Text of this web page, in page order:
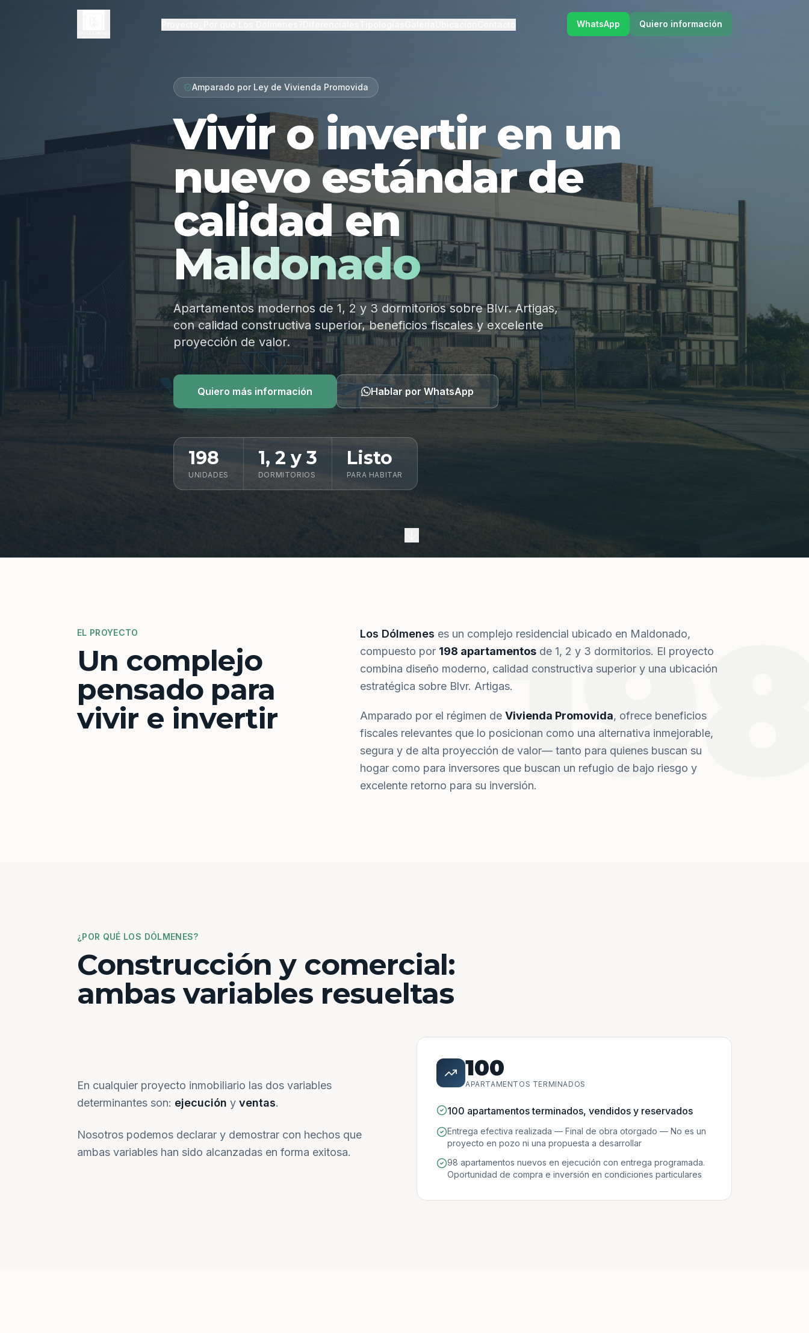
WhatsApp Quiero información
Amparado por Ley de Vivienda Promovida
Vivir o invertir en un
nuevo estándar de
calidad en
Maldonado
Apartamentos modernos de 1, 2 y 3 dormitorios sobre Blvr. Artigas,
con calidad constructiva superior, beneficios fiscales y excelente
proyección de valor.
Quiero más información Hablar por WhatsApp
198
UNIDADES
1, 2 y 3
DORMITORIOS
Listo
PARA HABITAR
EL PROYECTO
Un complejo
pensado para
vivir e invertir
Los Dólmenes es un complejo residencial ubicado en Maldonado,
compuesto por 198 apartamentos de 1, 2 y 3 dormitorios. El proyecto
combina diseño moderno, calidad constructiva superior y una ubicación
estratégica sobre Blvr. Artigas.
Amparado por el régimen de Vivienda Promovida, ofrece beneficios
fiscales relevantes que lo posicionan como una alternativa inmejorable,
segura y de alta proyección de valor— tanto para quienes buscan su
hogar como para inversores que buscan un refugio de bajo riesgo y
excelente retorno para su inversión.
¿POR QUÉ LOS DÓLMENES?
Construcción y comercial:
ambas variables resueltas
En cualquier proyecto inmobiliario las dos variables
determinantes son: ejecución y ventas.
Nosotros podemos declarar y demostrar con hechos que
ambas variables han sido alcanzadas en forma exitosa.
100
APARTAMENTOS TERMINADOS
100 apartamentos terminados, vendidos y reservados
Entrega efectiva realizada — Final de obra otorgado — No es un
proyecto en pozo ni una propuesta a desarrollar
98 apartamentos nuevos en ejecución con entrega programada.
Oportunidad de compra e inversión en condiciones particulares